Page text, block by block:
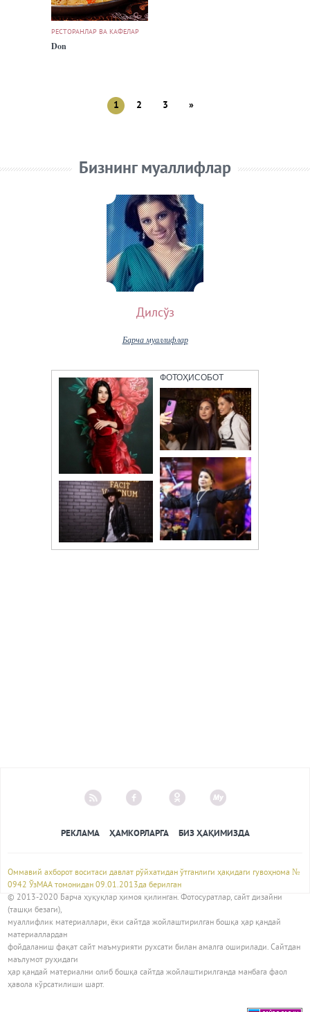
РЕСТОРАНЛАР ВА КАФЕЛАР
Don
1 2 3 »
Бизнинг муаллифлар
Дилсўз
Барча муаллифлар
ФОТОҲИСОБОТ
РЕКЛАМА ҲАМКОРЛАРГА БИЗ ҲАҚИМИЗДА
Оммавий ахборот воситаси давлат рўйхатидан ўтганлиги ҳақидаги гувоҳнома №
0942 ЎзМАА томонидан 09.01.2013да берилган
© 2013-2020 Барча ҳуқуқлар ҳимоя қилинган. Фотосуратлар, сайт дизайни
(ташқи безаги),
муаллифлик материаллари, ёки сайтда жойлаштирилган бошқа ҳар қандай
материаллардан
фойдаланиш фақат сайт маъмурияти рухсати билан амалга оширилади. Сайтдан
маълумот руҳидаги
ҳар қандай материални олиб бошқа сайтда жойлаштирилганда манбага фаол
ҳавола кўрсатилиши шарт.